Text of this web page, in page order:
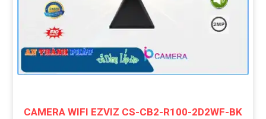
CAMERA WIFI EZVIZ CS-CB2-R100-2D2WF-BK